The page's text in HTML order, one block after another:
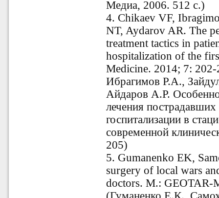
Медиа, 2006. 512 с.)
4. Chikaev VF,
NT, Aydarov AR. The
treatment tactics in
hospitalization of the
Medicine. 2014; 7:
Ибрагимов Р.А.,
Айдаров А.Р.
лечения
госпитализации в
современной
205)
5. Gumanenko EK,
surgery of local wars
doctors. M.: GEOTAR-